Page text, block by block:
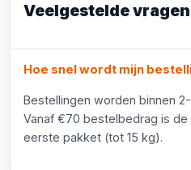
Veelgestelde vragen
Hoe snel wordt mijn
Bestellingen worden binnen
Vanaf €70 bestelbedrag is
eerste pakket (tot 15 kg).